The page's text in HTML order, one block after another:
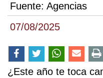
07/08/2025
Fuente: Agencias
¿Este año te toca